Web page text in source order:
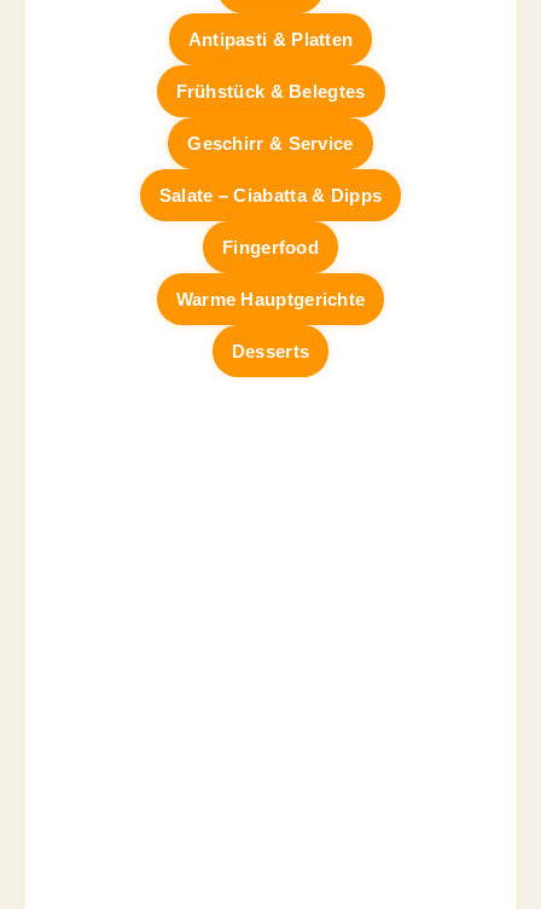
Antipasti & Platten
Frühstück & Belegtes
Geschirr & Service
Salate – Ciabatta & Dipps
Fingerfood
Warme Hauptgerichte
Desserts